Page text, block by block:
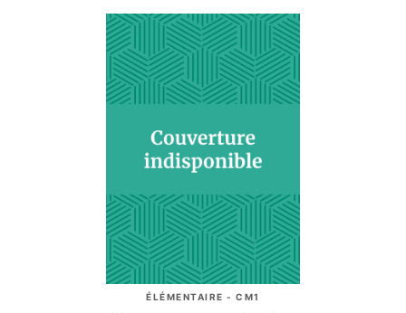
ÉLÉMENTAIRE - CM1